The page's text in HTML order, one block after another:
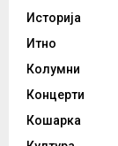
Историја
Итно
Колумни
Концерти
Кошарка